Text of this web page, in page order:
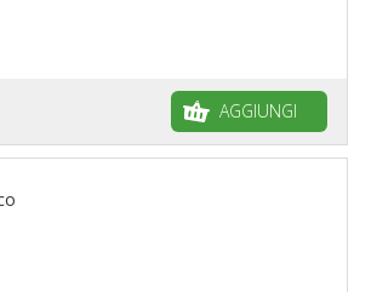
AGGIUNGI